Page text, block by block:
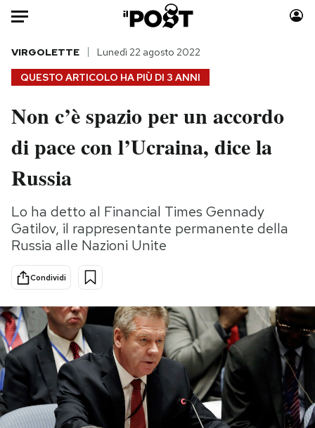
Auto
HOME
Italia
Politica
Tecnologia
Scienza
Cultura
Sport
Moda
Consumismi
Media
PODCAST
NEWSLETTER
QUESTO ARTICOLO HA PIÙ DI 3 ANNI
VIRGOLETTE Lunedì 22 agosto 2022
Non c’è spazio per un accordo
di pace con l’Ucraina, dice la
Russia
Lo ha detto al Financial Times Gennady
Gatilov, il rappresentante permanente della
Russia alle Nazioni Unite
Condividi